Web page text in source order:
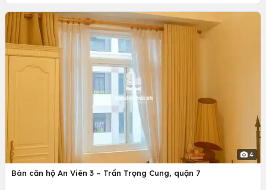
4
Bán căn hộ An Viên 3 – Trần Trọng Cung, quận 7